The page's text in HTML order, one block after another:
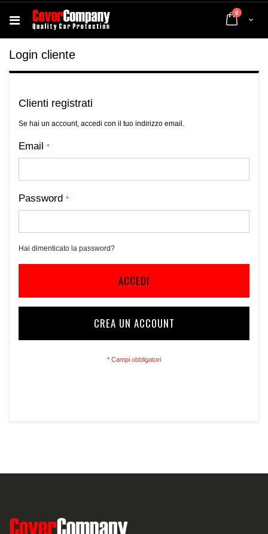
Cart
0 elementi
Login cliente
Clienti registrati
Se hai un account, accedi con il tuo indirizzo email.
Email
Password
Hai dimenticato la password?
ACCEDI
CREA UN ACCOUNT